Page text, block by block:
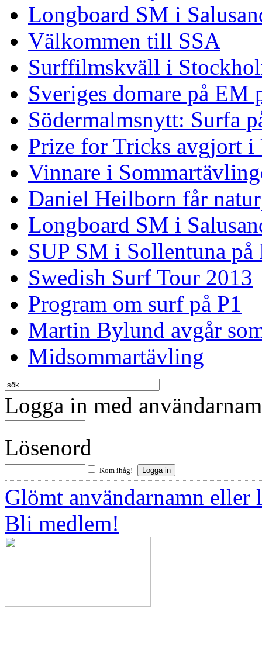
Longboard SM i
Välkommen till SSA
Surffilmskväll i
Sveriges domare på EM
Södermalmsnytt: Surfa
Prize for Tricks avgjort i
Vinnare i
Daniel Heilborn får
Longboard SM i
SUP SM i Sollentuna på
Swedish Surf Tour 2013
Program om surf på P1
Martin Bylund avgår
Midsommartävling
Logga in med
Lösenord
Kom ihåg!
Glömt användarnamn eller
Bli medlem!